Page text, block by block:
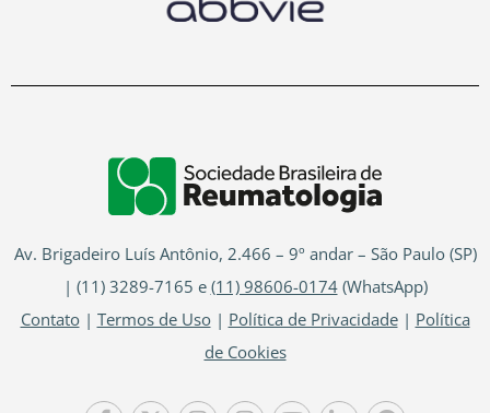
Av. Brigadeiro Luís Antônio, 2.466 – 9º andar – São Paulo (SP)
| (11) 3289-7165 e (11) 98606-0174(WhatsApp)
Contato| Termos de Uso| Política de Privacidade| Política
de Cookies